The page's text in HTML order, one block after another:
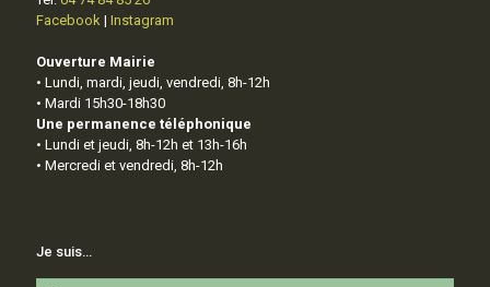
Facebook | Instagram
Ouverture Mairie
• Lundi, mardi, jeudi, vendredi, 8h-12h
• Mardi 15h30-18h30
Une permanence téléphonique
• Lundi et jeudi, 8h-12h et 13h-16h
• Mercredi et vendredi, 8h-12h
Je suis…